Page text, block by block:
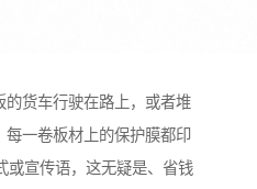
货车行驶在路上，或者堆
一卷板材上的保护膜都印
或宣传语，这无疑是、省钱